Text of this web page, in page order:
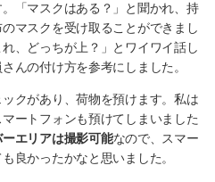
「マスクはある？」と聞かれ、持
マスクを受け取ることができまし
、どっちが上？」とワイワイ話し
んの付け方を参考にしました。
クがあり、荷物を預けます。私は
ートフォンも預けてしまいました
エリアは撮影可能なので、スマー
良かったかなと思いました。